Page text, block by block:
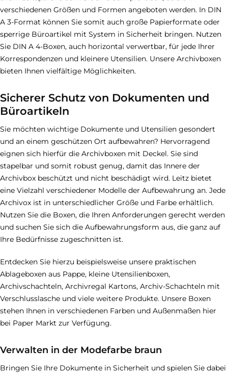
verschiedenen Größen und Formen angeboten werden. In DIN
A 3-Format können Sie somit auch große Papierformate oder
sperrige Büroartikel mit System in Sicherheit bringen. Nutzen
Sie DIN A 4-Boxen, auch horizontal verwertbar, für jede Ihrer
Korrespondenzen und kleinere Utensilien. Unsere Archivboxen
bieten Ihnen vielfältige Möglichkeiten.
Sicherer Schutz von Dokumenten und
Büroartikeln
Sie möchten wichtige Dokumente und Utensilien gesondert
und an einem geschützen Ort aufbewahren? Hervorragend
eignen sich hierfür die Archivboxen mit Deckel. Sie sind
stapelbar und somit robust genug, damit das Innere der
Archivbox beschützt und nicht beschädigt wird. Leitz bietet
eine Vielzahl verschiedener Modelle der Aufbewahrung an. Jede
Archivox ist in unterschiedlicher Größe und Farbe erhältlich.
Nutzen Sie die Boxen, die Ihren Anforderungen gerecht werden
und suchen Sie sich die Aufbewahrungsform aus, die ganz auf
Ihre Bedürfnisse zugeschnitten ist.
Entdecken Sie hierzu beispielsweise unsere praktischen
Ablageboxen aus Pappe, kleine Utensilienboxen,
Archivschachteln, Archivregal Kartons, Archiv-Schachteln mit
Verschlusslasche und viele weitere Produkte. Unsere Boxen
stehen Ihnen in verschiedenen Farben und Außenmaßen hier
bei Paper Markt zur Verfügung.
Verwalten in der Modefarbe braun
Bringen Sie Ihre Dokumente in Sicherheit und spielen Sie dabei